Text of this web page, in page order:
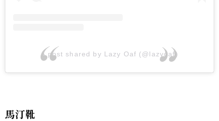
A post shared by Lazy Oaf (@lazyoaf)
馬汀靴